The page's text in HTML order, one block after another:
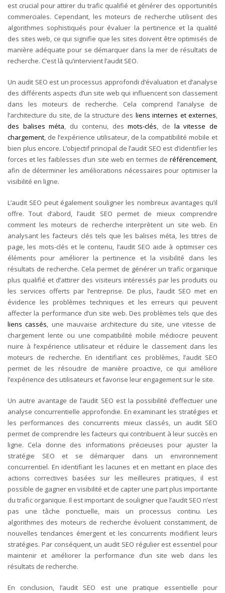
est crucial pour attirer du trafic qualifié et générer des opportunités
commerciales. Cependant, les moteurs de recherche utilisent des
algorithmes sophistiqués pour évaluer la pertinence et la qualité
des sites web, ce qui signifie que les sites doivent être optimisés de
manière adéquate pour se démarquer dans la mer de résultats de
recherche. C’est là qu’intervient l’audit SEO.
Un audit SEO est un processus approfondi d’évaluation et d’analyse
des différents aspects d’un site web qui influencent son classement
dans les moteurs de recherche. Cela comprend l’analyse de
l’architecture du site, de la structure des liens internes et externes,
des balises méta, du contenu, des mots-clés, de la vitesse de
chargement, de l’expérience utilisateur, de la compatibilité mobile et
bien plus encore. L’objectif principal de l’audit SEO est d’identifier les
forces et les faiblesses d’un site web en termes de référencement,
afin de déterminer les améliorations nécessaires pour optimiser la
visibilité en ligne.
L’audit SEO peut également souligner les nombreux avantages qu’il
offre. Tout d’abord, l’audit SEO permet de mieux comprendre
comment les moteurs de recherche interprètent un site web. En
analysant les facteurs clés tels que les balises méta, les titres de
page, les mots-clés et le contenu, l’audit SEO aide à optimiser ces
éléments pour améliorer la pertinence et la visibilité dans les
résultats de recherche. Cela permet de générer un trafic organique
plus qualifié et d’attirer des visiteurs intéressés par les produits ou
les services offerts par l’entreprise. De plus, l’audit SEO met en
évidence les problèmes techniques et les erreurs qui peuvent
affecter la performance d’un site web. Des problèmes tels que des
liens cassés, une mauvaise architecture du site, une vitesse de
chargement lente ou une compatibilité mobile médiocre peuvent
nuire à l’expérience utilisateur et réduire le classement dans les
moteurs de recherche. En identifiant ces problèmes, l’audit SEO
permet de les résoudre de manière proactive, ce qui améliore
l’expérience des utilisateurs et favorise leur engagement sur le site.
Un autre avantage de l’audit SEO est la possibilité d’effectuer une
analyse concurrentielle approfondie. En examinant les stratégies et
les performances des concurrents mieux classés, un audit SEO
permet de comprendre les facteurs qui contribuent à leur succès en
ligne. Cela donne des informations précieuses pour ajuster la
stratégie SEO et se démarquer dans un environnement
concurrentiel. En identifiant les lacunes et en mettant en place des
actions correctives basées sur les meilleures pratiques, il est
possible de gagner en visibilité et de capter une part plus importante
du trafic organique.Il est important de souligner que l’audit SEO n’est
pas une tâche ponctuelle, mais un processus continu. Les
algorithmes des moteurs de recherche évoluent constamment, de
nouvelles tendances émergent et les concurrents modifient leurs
stratégies. Par conséquent, un audit SEO régulier est essentiel pour
maintenir et améliorer la performance d’un site web dans les
résultats de recherche.
En conclusion, l’audit SEO est une pratique essentielle pour